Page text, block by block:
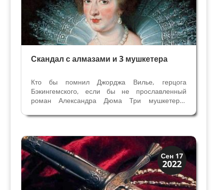
Скандал с алмазами и 3 мушкетера
Кто бы помнил Джорджа Вилье, герцога
Бэкингемского, если бы не прославленный
роман Александра Дюма Три мушкетера?
исторических личностях и событиях,
приправленных любовью, интригами и...
Сен 17
2022
Загадки прошлого
История